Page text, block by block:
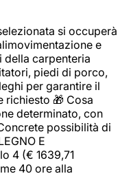
si occuperà
e
carpenteria
piedi di porco,
per garantire il
richiesto 🎁 Cosa
determinato, con
possibilità di
E
4 (€ 1639,71
40 ore alla